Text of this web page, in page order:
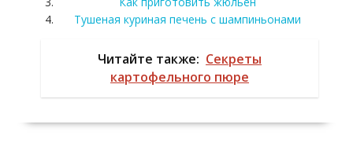
Тушеная куриная печень с шампиньонами
Читайте также: Секреты
картофельного пюре